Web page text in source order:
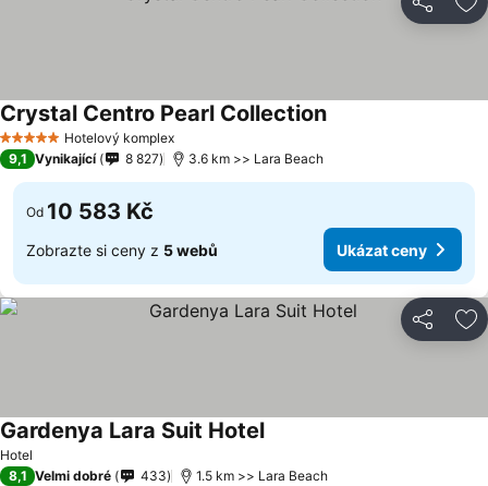
Sdílet
5 Počet hvězdičekHotelový komplex
Crystal Centro Pearl CollectionUkázat ceny
9,1 Vynikající 8 827 3.6 km >> Lara Beach
Od 10 583 Kč
Zobrazte si ceny z 5 webů Ukázat ceny
Sdílet
Hotel
Gardenya Lara Suit HotelUkázat ceny
8,1 Velmi dobré 433 1.5 km >> Lara Beach